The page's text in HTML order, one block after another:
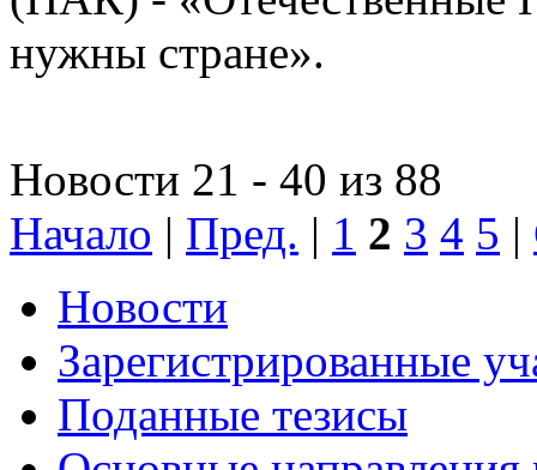
нужны стране».
Новости 21 - 40 из 88
Начало | Пред. | 1 2 3 4 5 |
Новости
Зарегистрированные
Поданные тезисы